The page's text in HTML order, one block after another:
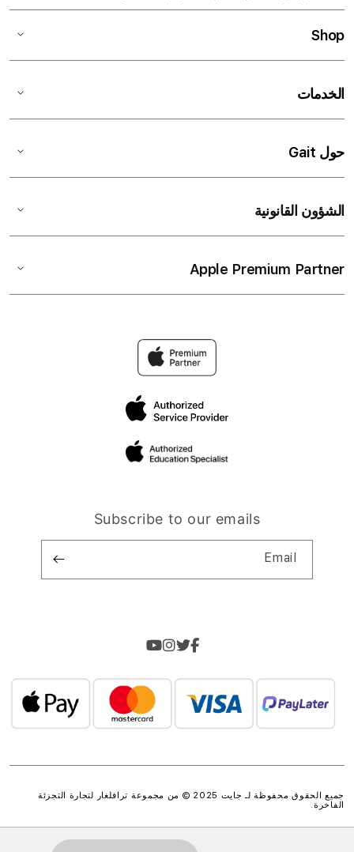
Shop
الخدمات
حول Gait
الشؤون القانونية
Apple Premium Partner
Subscribe to our emails
Email
جميع الحقوق محفوظة لـ جايت 2025 © من مجموعة
ترافلغار لتجارة التجزئة
الفاخرة.